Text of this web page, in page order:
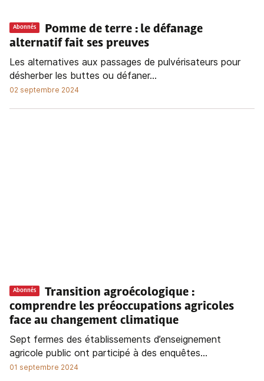
Abonnés
Pomme de terre : le défanage
alternatif fait ses preuves
Les alternatives aux passages de pulvérisateurs pour
désherber les buttes ou défaner...
02 septembre 2024
Abonnés
Transition agroécologique :
comprendre les préoccupations agricoles
face au changement climatique
Sept fermes des établissements d’enseignement
agricole public ont participé à des enquêtes...
01 septembre 2024